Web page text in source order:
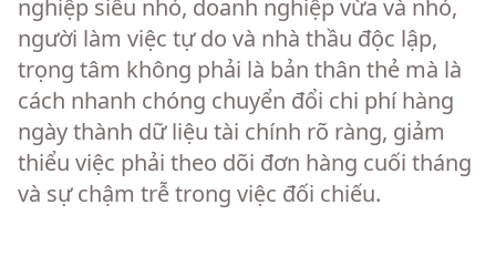
nghiệp siêu nhỏ, doanh nghiệp vừa và nhỏ,
người làm việc tự do và nhà thầu độc lập,
trọng tâm không phải là bản thân thẻ mà là
cách nhanh chóng chuyển đổi chi phí hàng
ngày thành dữ liệu tài chính rõ ràng, giảm
thiểu việc phải theo dõi đơn hàng cuối tháng
và sự chậm trễ trong việc đối chiếu.